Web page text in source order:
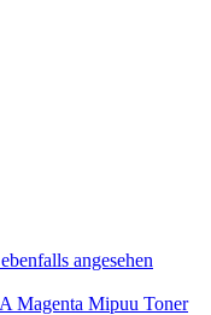
angesehen
Mipuu Toner